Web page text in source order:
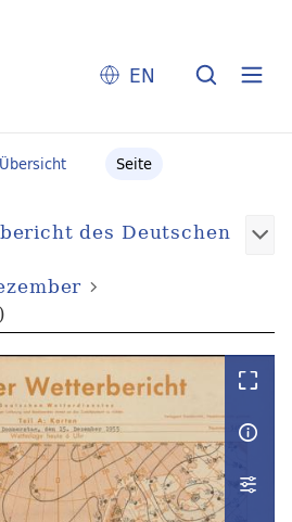
EN
Übersicht Seite
des Deutschen